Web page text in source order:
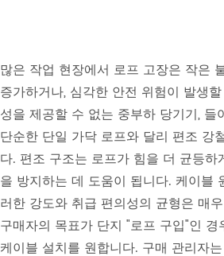
많은 작업 현장에서 로프 고장은 작은
증가하거나, 심각한 안전 위험이 발생
성을 제공할 수 없는 중부하 당기기,
단순한 단일 가닥 로프와 달리 편조 강
다. 편조 구조는 로프가 힘을 더 균등
을 방지하는 데 도움이 됩니다. 케이블
러한 강도와 취급 편의성의 균형은 매
구매자의 목표가 단지 "로프 구입"인
케이블 설치를 원합니다. 구매 관리자